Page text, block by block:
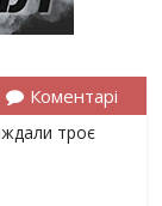
Коментарі
троє